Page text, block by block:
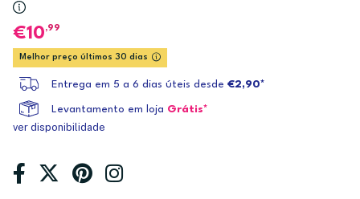
10,99
Melhor preço últimos 30 dias
Entrega em 5 a 6 dias úteis desde €2,90*
Levantamento em loja Grátis*
ver disponibilidade